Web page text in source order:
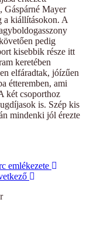
Gáspárné Mayer
a kiállításokon. A
pedig
kisebbik része itt
keretében
elfáradtak, jóízűen
étteremben, ami
két csoporthoz
is. Szép kis
mindenki jól érezte
emlékezete